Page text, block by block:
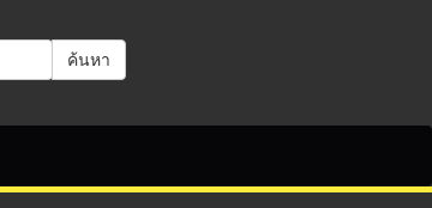
ค้นหา